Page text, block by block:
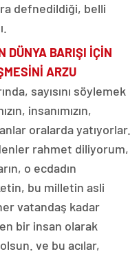
defnedildiği, belli
DÜNYA BARIŞI İÇİN
ARZU
sayısını söylemek
insanımızın,
oralarda yatıyorlar.
rahmet diliyorum,
o ecdadın
bu milletin asli
vatandaş kadar
bir insan olarak
ve bu acılar,